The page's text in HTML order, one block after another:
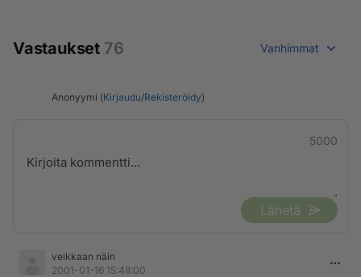
Vastaukset 76 Vanhimmat
Anonyymi (Kirjaudu/Rekisteröidy)
5000
Lähetä
veikkaan näin
2001-01-16 15:48:00